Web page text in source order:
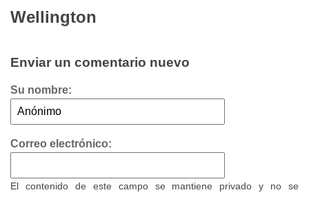
Wellington
Enviar un comentario nuevo
Su nombre:
Correo electrónico:
El contenido de este campo se mantiene privado y no se